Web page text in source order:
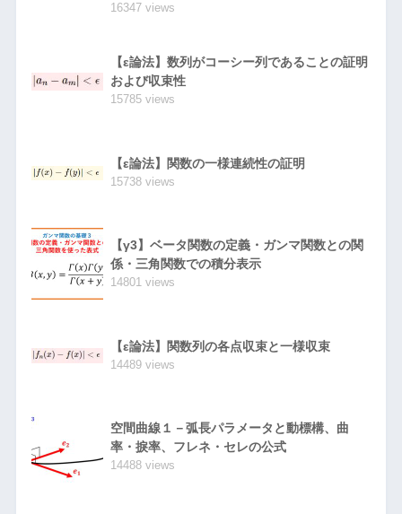
16347 views
【ε論法】数列がコーシー列であることの証明
および収束性
15785 views
【ε論法】関数の一様連続性の証明
15738 views
【γ3】ベータ関数の定義・ガンマ関数との関
係・三角関数での積分表示
14801 views
【ε論法】関数列の各点収束と一様収束
14489 views
空間曲線１－弧長パラメータと動標構、曲
率・捩率、フレネ・セレの公式
14488 views